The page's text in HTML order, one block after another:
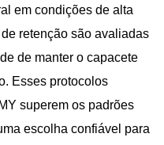
em condições de alta
retenção são avaliadas
de manter o capacete
Esses protocolos
superem os padrões
escolha confiável para